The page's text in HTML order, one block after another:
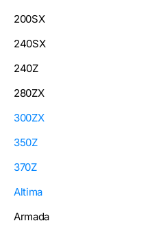
200SX
240SX
240Z
280ZX
300ZX
350Z
370Z
Altima
Armada